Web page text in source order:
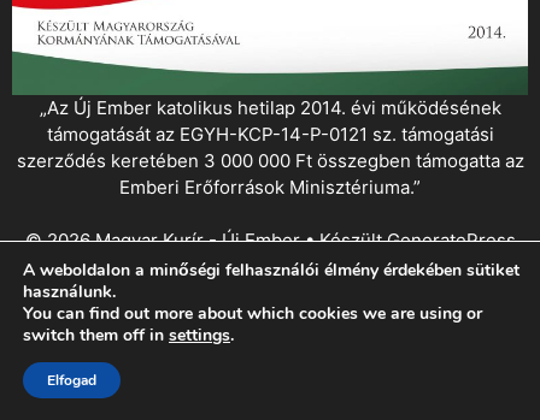
„Az Új Ember katolikus hetilap 2014. évi működésének
támogatását az EGYH-KCP-14-P-0121 sz. támogatási
szerződés keretében 3 000 000 Ft összegben támogatta az
Emberi Erőforrások Minisztériuma.”
© 2026 Magyar Kurír - Új Ember• KészültGeneratePress
A weboldalon a minőségi felhasználói élmény érdekében sütiket
használunk.
You can find out more about which cookies we are using or
switch them off in settings.
Elfogad